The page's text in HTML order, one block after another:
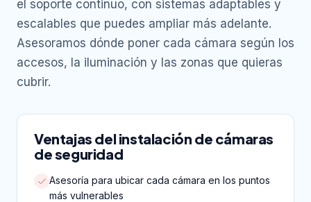
el soporte continuo, con sistemas adaptables y
escalables que puedes ampliar más adelante.
Asesoramos dónde poner cada cámara según los
accesos, la iluminación y las zonas que quieras
cubrir.
Ventajas del instalación de cámaras
de seguridad
Asesoría para ubicar cada cámara en los puntos
más vulnerables